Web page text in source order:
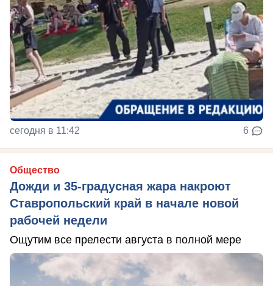
сегодня в 11:42 6
Общество
Дожди и 35-градусная жара накроют
Ставропольский край в начале новой
рабочей недели
Ощутим все прелести августа в полной мере